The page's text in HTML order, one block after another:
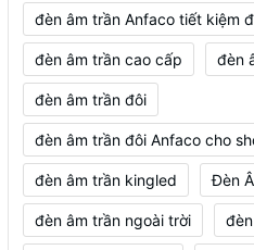
đèn âm trần Anfaco tiết kiệm
đèn âm trần cao cấp đèn
đèn âm trần đôi
đèn âm trần đôi Anfaco cho
đèn âm trần kingled Đèn
đèn âm trần ngoài trời